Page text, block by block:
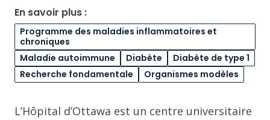
En savoir plus :
Programme des maladies inflammatoires et
chroniques
Maladie autoimmune
Diabète
Diabète de type 1
Recherche fondamentale
Organismes modèles
L’Hôpital d’Ottawa est un centre universitaire